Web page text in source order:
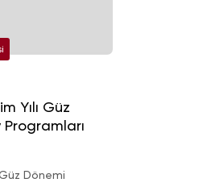
Yılı Güz
Dönemi